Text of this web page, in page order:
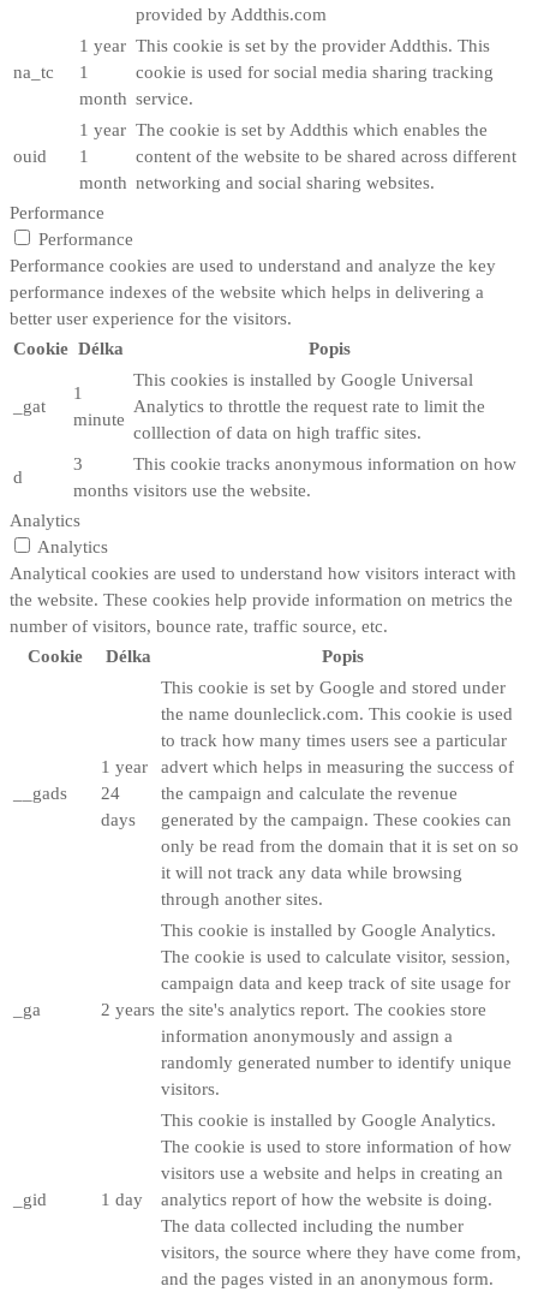
provided by Addthis.com
na_tc
1 year
1
month
This cookie is set by the provider Addthis. This
cookie is used for social media sharing tracking
service.
ouid
1 year
1
month
The cookie is set by Addthis which enables the
content of the website to be shared across different
networking and social sharing websites.
Performance
Performance
Performance cookies are used to understand and analyze the key
performance indexes of the website which helps in delivering a
better user experience for the visitors.
Cookie Délka Popis
_gat
1
minute
This cookies is installed by Google Universal
Analytics to throttle the request rate to limit the
colllection of data on high traffic sites.
d
3
months
This cookie tracks anonymous information on how
visitors use the website.
Analytics
Analytics
Analytical cookies are used to understand how visitors interact with
the website. These cookies help provide information on metrics the
number of visitors, bounce rate, traffic source, etc.
Cookie
Délka Popis
__gads
1 year
24
days
This cookie is set by Google and stored under
the name dounleclick.com. This cookie is used
to track how many times users see a particular
advert which helps in measuring the success of
the campaign and calculate the revenue
generated by the campaign. These cookies can
only be read from the domain that it is set on so
it will not track any data while browsing
through another sites.
_ga 2 years
This cookie is installed by Google Analytics.
The cookie is used to calculate visitor, session,
campaign data and keep track of site usage for
the site's analytics report. The cookies store
information anonymously and assign a
randomly generated number to identify unique
visitors.
_gid 1 day
This cookie is installed by Google Analytics.
The cookie is used to store information of how
visitors use a website and helps in creating an
analytics report of how the website is doing.
The data collected including the number
visitors, the source where they have come from,
and the pages visted in an anonymous form.